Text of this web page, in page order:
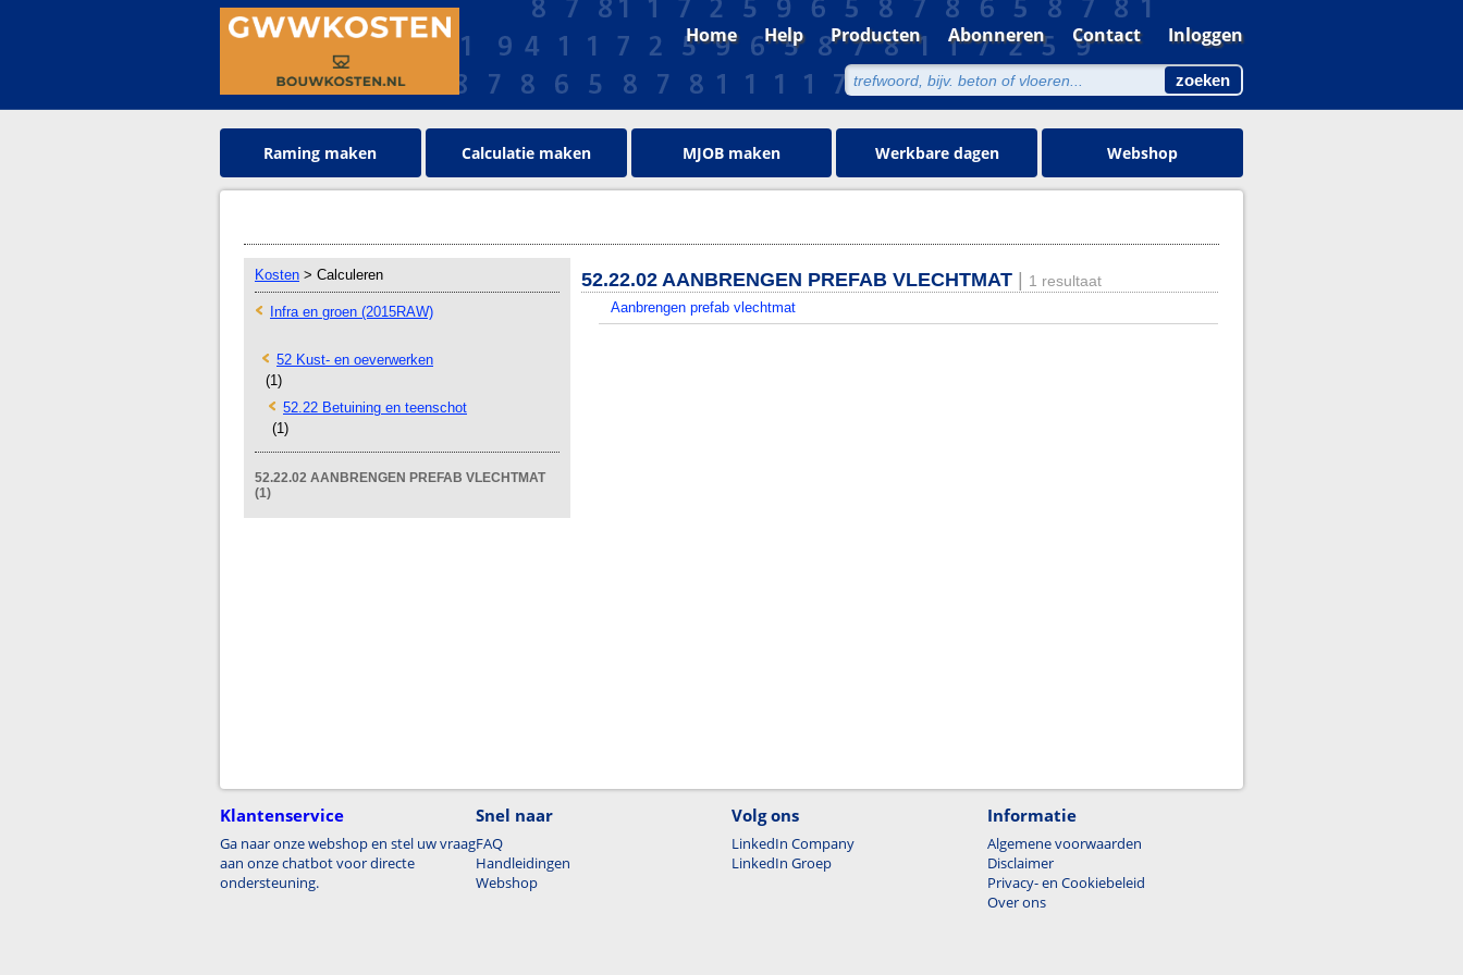
Home Help Producten Abonneren Contact Inloggen
Raming maken Calculatie maken MJOB maken Werkbare dagen Webshop
Kosten > Calculeren
Infra en groen (2015RAW)
52 Kust- en oeverwerken
(1)
52.22 Betuining en teenschot
(1)
52.22.02 AANBRENGEN PREFAB VLECHTMAT
(1)
52.22.02 AANBRENGEN PREFAB VLECHTMAT 1 resultaat
Aanbrengen prefab vlechtmat
Klantenservice
Ga naar onze webshop en stel uw vraag
aan onze chatbot voor directe
ondersteuning.
Snel naar
FAQ
Handleidingen
Webshop
Volg ons
LinkedIn Company
LinkedIn Groep
Informatie
Algemene voorwaarden
Disclaimer
Privacy- en Cookiebeleid
Over ons